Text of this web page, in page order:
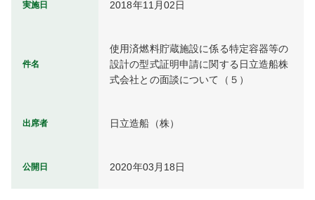
実施日 2018年11月02日
件名
使用済燃料貯蔵施設に係る特定容器等の
設計の型式証明申請に関する日立造船株
式会社との面談について（５）
出席者 日立造船（株）
公開日 2020年03月18日